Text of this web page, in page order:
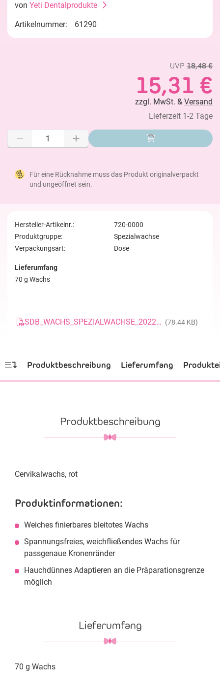
von Yeti Dentalprodukte
Artikelnummer: 61290
UVP 18,48 €
15,31 €
zzgl. MwSt. & Versand
Lieferzeit 1-2 Tage
Für eine Rücknahme muss das Produkt originalverpackt
und ungeöffnet sein.
Hersteller-Artikelnr.:
720-0000
Produktgruppe:
Spezialwachse
Verpackungsart:
Dose
Lieferumfang
70 g Wachs
SDB_WACHS_SPEZIALWACHSE_20220124_DE (78.44 KB)
Produktbeschreibung Lieferumfang
Produktbeschreibung
Cervikalwachs, rot
Produktinformationen:
Weiches finierbares bleitotes Wachs
Spannungsfreies, weichfließendes Wachs für
passgenaue Kronenränder
Hauchdünnes Adaptieren an die Präparationsgrenze
möglich
Lieferumfang
70 g Wachs